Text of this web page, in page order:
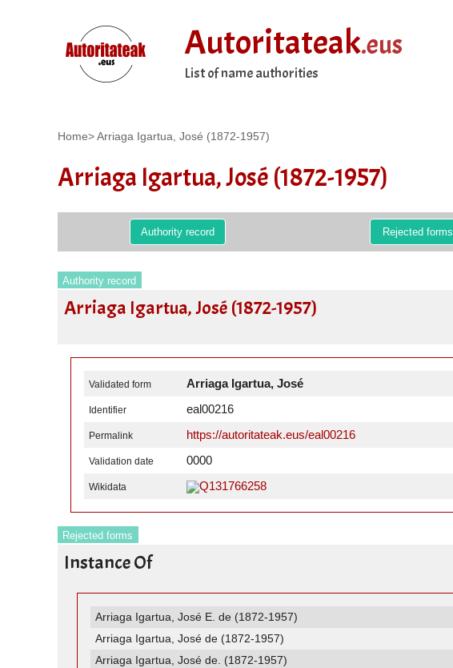
Autoritateak.eus
List of name authorities
Home>Arriaga Igartua, José (1872-1957)
Arriaga Igartua, José (1872-1957)
Authority record Rejected forms
Authority record
Arriaga Igartua, José (1872-1957)
Validated form Arriaga Igartua, José
Identifier eal00216
Permalink https://autoritateak.eus/eal00216
Validation date 0000
Wikidata Q131766258
Rejected forms
Instance Of
Arriaga Igartua, José E. de (1872-1957)
Arriaga Igartua, José de (1872-1957)
Arriaga Igartua, José de. (1872-1957)